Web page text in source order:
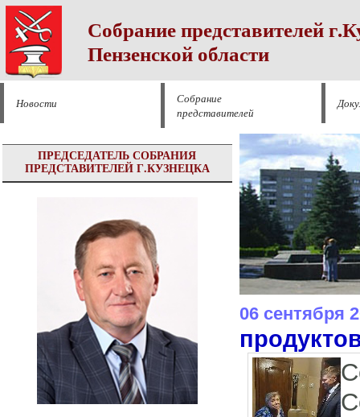
Собрание представителей
Пензенской области
Новости
Собрание
представителей
ПРЕДСЕДАТЕЛЬ СОБРАНИЯ
ПРЕДСТАВИТЕЛЕЙ Г.КУЗНЕЦКА
06 сентября